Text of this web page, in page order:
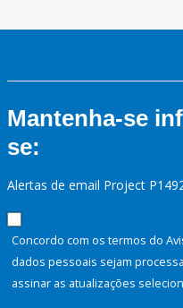
Mantenha-se
se:
Alertas de email Project
Concordo com os termos do
dados pessoais sejam
assinar as atualizações